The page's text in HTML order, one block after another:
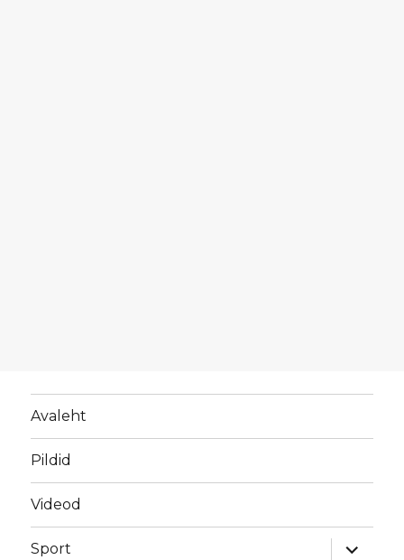
Avaleht
Pildid
Videod
Sport
laienda